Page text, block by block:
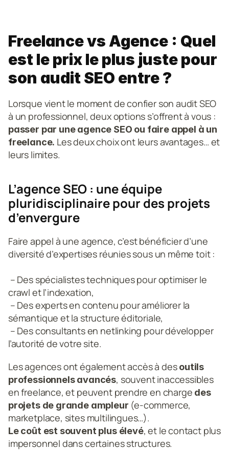
Freelance vs Agence : Quel
est le prix le plus juste pour
son audit SEO entre ?
Lorsque vient le moment de confier son audit SEO
passer par une agence SEO ou faire appel à un
freelance. Les deux choix ont leurs avantages… et
leurs limites.
L’agence SEO : une équipe
pluridisciplinaire pour des projets
d’envergure
Faire appel à une agence, c’est bénéficier d’une
diversité d’expertises réunies sous un même toit :
crawl et l’indexation,
sémantique et la structure éditoriale,
l’autorité de votre site.
Les agences ont également accès à des outils
professionnels avancés, souvent inaccessibles
en freelance, et peuvent prendre en charge des
projets de grande ampleur (e-commerce,
marketplace, sites multilingues…).
Le coût est souvent plus élevé, et le contact plus
impersonnel dans certaines structures.